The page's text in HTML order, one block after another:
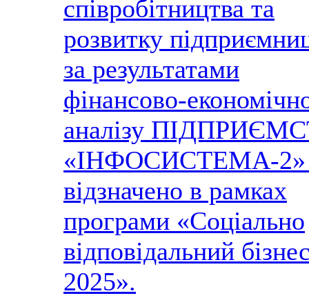
співробітництва та
розвитку
за результатами
фінансово-
аналізу
«ІНФОСИСТЕМА-2»
відзначено в рамках
програми «Соціально
відповідальний
2025».